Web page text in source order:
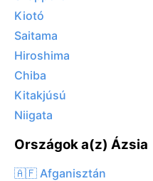
Kiotó
Saitama
Hiroshima
Chiba
Kitakjúsú
Niigata
Országok a(z) Ázsia
🇦🇫 Afganisztán